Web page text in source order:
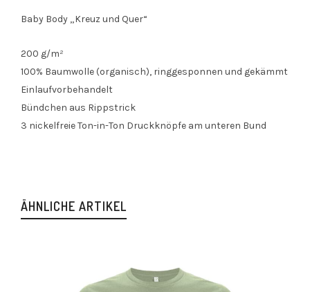
Baby Body „Kreuz und Quer“
200 g/m²
100% Baumwolle (organisch), ringgesponnen und gekämmt
Einlaufvorbehandelt
Bündchen aus Rippstrick
3 nickelfreie Ton-in-Ton Druckknöpfe am unteren Bund
ÄHNLICHE ARTIKEL